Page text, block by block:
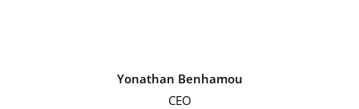
Yonathan Benhamou
CEO